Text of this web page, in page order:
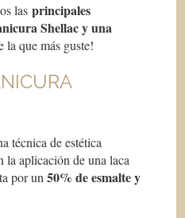
lasprincipales
Shellac y una
la que más guste!
técnica de estética
la aplicación de una laca
por un50% de esmalte y